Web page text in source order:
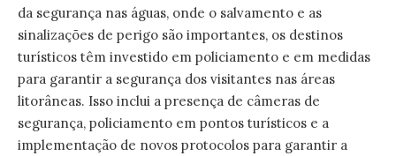
da segurança nas águas, onde o salvamento e as
sinalizações de perigo são importantes, os destinos
turísticos têm investido em policiamento e em medidas
para garantir a segurança dos visitantes nas áreas
litorâneas. Isso inclui a presença de câmeras de
segurança, policiamento em pontos turísticos e a
implementação de novos protocolos para garantir a